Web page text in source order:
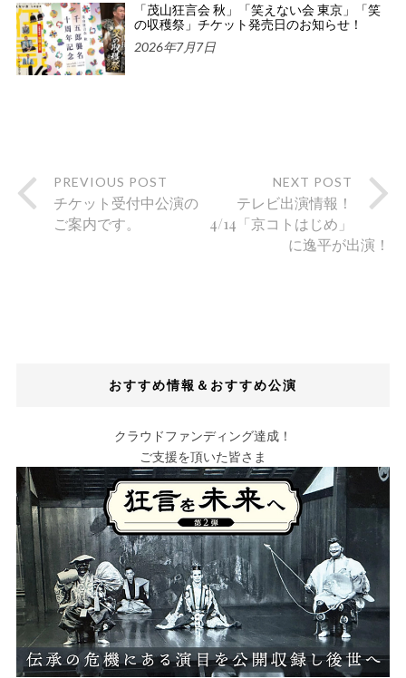
「茂山狂言会 秋」「笑えない会 東京」「笑
の収穫祭」チケット発売日のお知らせ！
2026年7月7日
PREVIOUS POST
チケット受付中公演の
ご案内です。
NEXT POST
テレビ出演情報！
4/14「京コトはじめ」
に逸平が出演！
おすすめ情報＆おすすめ公演
クラウドファンディング達成！
ご支援を頂いた皆さま